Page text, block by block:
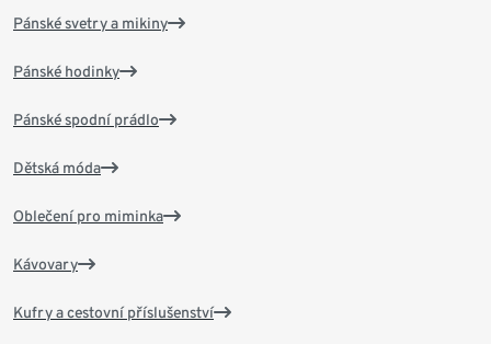
Pánské svetry a mikiny
Pánské hodinky
Pánské spodní prádlo
Dětská móda
Oblečení pro miminka
Kávovary
Kufry a cestovní příslušenství